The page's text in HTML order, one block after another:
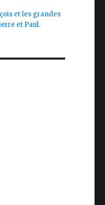
et les grandes
et Paul.